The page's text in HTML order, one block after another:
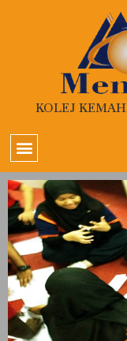
KOLEJ